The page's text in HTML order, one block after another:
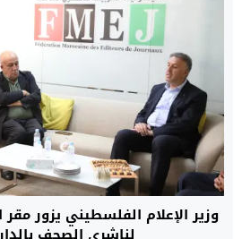
وزير الإعلام الفلسطيني يزور مقر